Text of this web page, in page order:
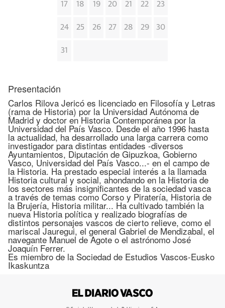
17 18 19 20 21 22 23
24 25 26 27 28 29 30
31
Presentación
Carlos Rilova Jericó es licenciado en Filosofía y Letras
(rama de Historia) por la Universidad Autónoma de
Madrid y doctor en Historia Contemporánea por la
Universidad del País Vasco. Desde el año 1996 hasta
la actualidad, ha desarrollado una larga carrera como
investigador para distintas entidades -diversos
Ayuntamientos, Diputación de Gipuzkoa, Gobierno
Vasco, Universidad del País Vasco...- en el campo de
la Historia. Ha prestado especial interés a la llamada
Historia cultural y social, ahondando en la Historia de
los sectores más insignificantes de la sociedad vasca
a través de temas como Corso y Piratería, Historia de
la Brujería, Historia militar... Ha cultivado también la
nueva Historia política y realizado biografías de
distintos personajes vascos de cierto relieve, como el
mariscal Jauregui, el general Gabriel de Mendizabal, el
navegante Manuel de Agote o el astrónomo José
Joaquín Ferrer.
Es miembro de la Sociedad de Estudios Vascos-Eusko
Ikaskuntza